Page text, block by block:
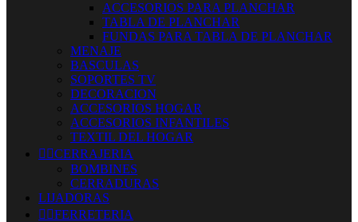
ACCESORIOS PARA PLANCHAR
TABLA DE PLANCHAR
FUNDAS PARA TABLA DE PLANCHAR
MENAJE
BASCULAS
SOPORTES TV
DECORACION
ACCESORIOS HOGAR
ACCESORIOS INFANTILES
TEXTIL DEL HOGAR
 CERRAJERIA
BOMBINES
CERRADURAS
LIJADORAS
 FERRETERIA